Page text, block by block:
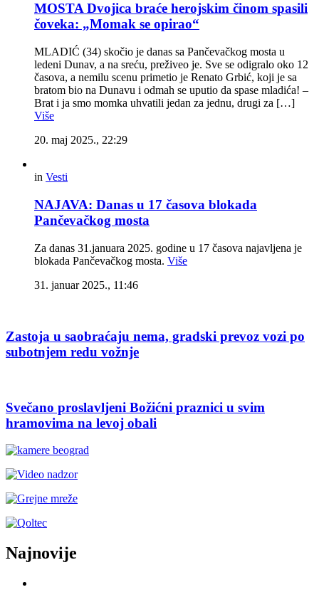
MOSTA Dvojica braće herojskim činom spasili
čoveka: „Momak se opirao“
MLADIĆ (34) skočio je danas sa Pančevačkog mosta u
ledeni Dunav, a na sreću, preživeo je. Sve se odigralo oko 12
časova, a nemilu scenu primetio je Renato Grbić, koji je sa
bratom bio na Dunavu i odmah se uputio da spase mladića! –
Brat i ja smo momka uhvatili jedan za jednu, drugi za […]
Više
20. maj 2025., 22:29
in Vesti
NAJAVA: Danas u 17 časova blokada
Pančevačkog mosta
Za danas 31.januara 2025. godine u 17 časova najavljena je
blokada Pančevačkog mosta. Više
31. januar 2025., 11:46
Zastoja u saobraćaju nema, gradski prevoz vozi po
subotnjem redu vožnje
Svečano proslavljeni Božićni praznici u svim
hramovima na levoj obali
Najnovije